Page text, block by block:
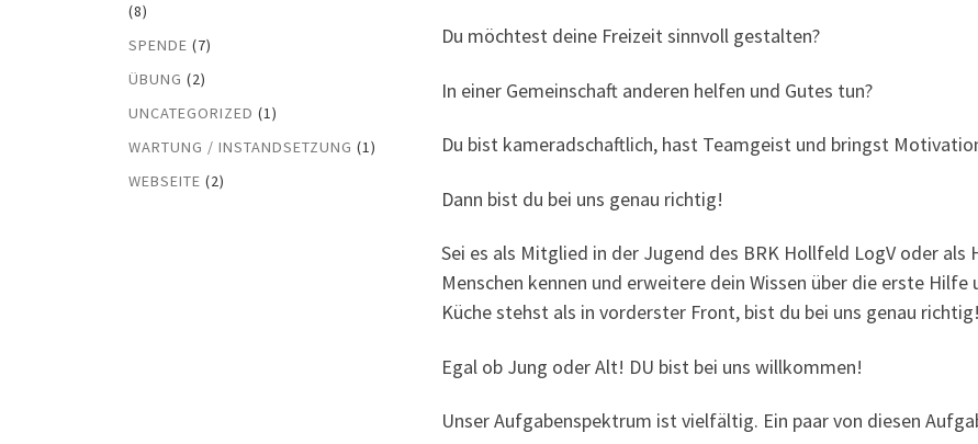
Du möch­test dei­ne Frei­zeit sinn­voll gestalten?
In einer Gemein­schaft ande­ren hel­fen und Gutes tun?
Du bist kame­rad­schaft­lich, hast Team­geist und bringst
Dann bist du bei uns genau richtig!
Sei es als Mit­glied in der Jugend des BRK Holl­feld LogV oder
Men­schen ken­nen und erwei­te­re dein Wis­sen über die ers­te
Küche stehst als in vor­ders­ter Front, bist du bei uns genau richtig!
Egal ob Jung oder Alt! DU bist bei uns willkommen!
Unser Auf­ga­ben­spek­trum ist viel­fäl­tig. Ein paar von die­sen
(8)
SPENDE (7)
ÜBUNG (2)
UNCATEGORIZED (1)
WARTUNG / INSTANDSETZUNG (1)
WEBSEITE (2)